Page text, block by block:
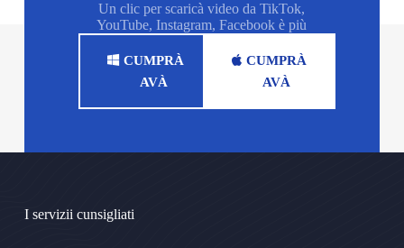
Un clic per scaricà video da TikTok,
YouTube, Instagram, Facebook è più
CUMPRÀ
AVÀ
CUMPRÀ
AVÀ
I servizii cunsigliati